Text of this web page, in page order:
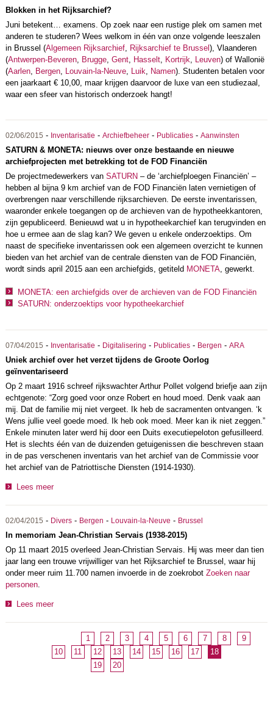
Blokken in het Rijksarchief?
Juni betekent… examens. Op zoek naar een rustige plek om samen met
anderen te studeren? Wees welkom in één van onze volgende leeszalen
in Brussel (Algemeen Rijksarchief, Rijksarchief te Brussel), Vlaanderen
(Antwerpen-Beveren, Brugge, Gent, Hasselt, Kortrijk Leuven) of Wallonië
(Aarlen, Bergen, Louvain-la-Neuve, Luik Namen). Studenten betalen voor
een jaarkaart € 10,00, maar krijgen daarvoor de luxe van een studiezaal,
waar een sfeer van historisch onderzoek hangt!
02/06/2015 - Inventarisatie - Archiefbeheer- Publicaties- Aanwinsten
SATURN & MONETA: nieuws over onze bestaande en nieuwe
archiefprojecten met betrekking tot de FOD Financiën
De projectmedewerkers van SATURN – de ‘archiefploegen Financiën’ –
hebben al bijna 9 km archief van de FOD Financiën laten vernietigen of
overbrengen naar verschillende rijksarchieven. De eerste inventarissen,
waaronder enkele toegangen op de archieven van de hypotheekkantoren,
zijn gepubliceerd. Benieuwd wat u in hypotheekarchief kan terugvinden en
hoe u ermee aan de slag kan? We geven u enkele onderzoektips. Om
naast de specifieke inventarissen ook een algemeen overzicht te kunnen
bieden van het archief van de centrale diensten van de FOD Financiën,
wordt sinds april 2015 aan een archiefgids, getiteld MONETA, gewerkt.
MONETA: een archiefgids over de archieven van de FOD Financiën
SATURN: onderzoektips voor hypotheekarchief
07/04/2015 - Inventarisatie - Digitalisering - Publicaties- Bergen - ARA
Uniek archief over het verzet tijdens de Groote Oorlog
geïnventariseerd
Op 2 maart 1916 schreef rijkswachter Arthur Pollet volgend briefje aan zijn
echtgenote: “Zorg goed voor onze Robert en houd moed. Denk vaak aan
mij. Dat de familie mij niet vergeet. Ik heb de sacramenten ontvangen. ‘k
Wens jullie veel goede moed. Ik heb ook moed. Meer kan ik niet zeggen.”
Enkele minuten later werd hij door een Duits executiepeloton gefusilleerd.
Het is slechts één van de duizenden getuigenissen die beschreven staan
in de pas verschenen inventaris van het archief van de Commissie voor
het archief van de Patriottische Diensten (1914-1930).
Lees meer
02/04/2015 - Divers- Bergen - Louvain-la-Neuve - Brussel
In memoriam Jean-Christian Servais (1938-2015)
Op 11 maart 2015 overleed Jean-Christian Servais. Hij was meer dan tien
jaar lang een trouwe vrijwilliger van het Rijksarchief te Brussel, waar hij
onder meer ruim 11.700 namen invoerde in de zoekrobot Zoeken naar
personen.
Lees meer
1 2 3 4 5 6 7 8
9
10
11 12 13 14 15 16 17
18
19
20